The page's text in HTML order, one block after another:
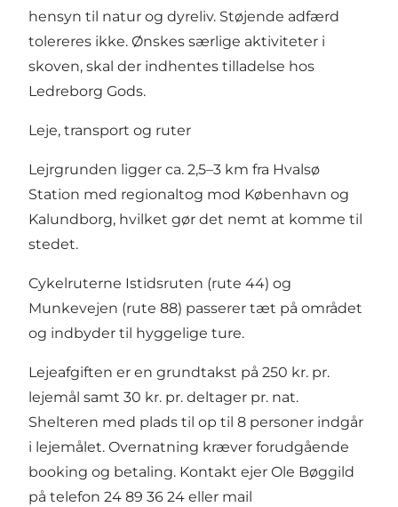
hensyn til natur og dyreliv. Støjende adfærd
tolereres ikke. Ønskes særlige aktiviteter i
skoven, skal der indhentes tilladelse hos
Ledreborg Gods.
Leje, transport og ruter
Lejrgrunden ligger ca. 2,5–3 km fra Hvalsø
Station med regionaltog mod København og
Kalundborg, hvilket gør det nemt at komme til
stedet.
Cykelruterne Istidsruten (rute 44) og
Munkevejen (rute 88) passerer tæt på området
og indbyder til hyggelige ture.
Lejeafgiften er en grundtakst på 250 kr. pr.
lejemål samt 30 kr. pr. deltager pr. nat.
Shelteren med plads til op til 8 personer indgår
i lejemålet. Overnatning kræver forudgående
booking og betaling. Kontakt ejer Ole Bøggild
på telefon 24 89 36 24 eller mail